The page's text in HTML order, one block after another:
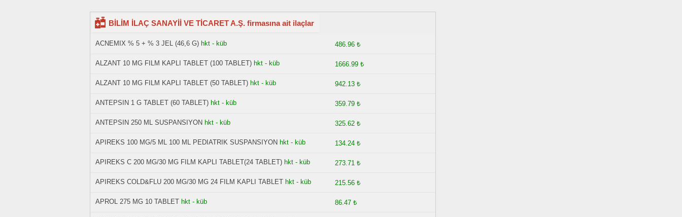
BİLİM İLAÇ SANAYİİ VE TİCARET A.Ş. firmasına ait ilaçlar
ACNEMIX % 5 + % 3 JEL (46,6 G) hkt - küb 486.96 ₺
ALZANT 10 MG FILM KAPLI TABLET (100 TABLET) hkt - küb 1666.99 ₺
ALZANT 10 MG FILM KAPLI TABLET (50 TABLET) hkt - küb 942.13 ₺
ANTEPSIN 1 G TABLET (60 TABLET) hkt - küb 359.79 ₺
ANTEPSIN 250 ML SUSPANSIYON hkt - küb 325.62 ₺
APIREKS 100 MG/5 ML 100 ML PEDIATRIK SUSPANSIYON hkt - küb 134.24 ₺
APIREKS C 200 MG/30 MG FILM KAPLI TABLET(24 TABLET) hkt - küb 273.71 ₺
APIREKS COLD&FLU 200 MG/30 MG 24 FILM KAPLI TABLET hkt - küb 215.56 ₺
APROL 275 MG 10 TABLET hkt - küb 86.47 ₺